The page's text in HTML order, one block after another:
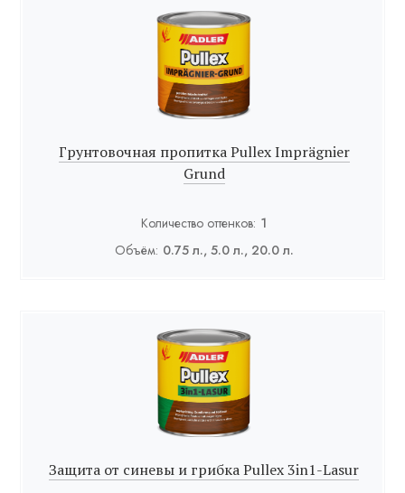
Грунтовочная пропитка Pullex Imprägnier
Grund
Количество оттенков: 1
Объём: 0.75 л., 5.0 л., 20.0 л.
Защита от синевы и грибка Pullex 3in1-Lasur